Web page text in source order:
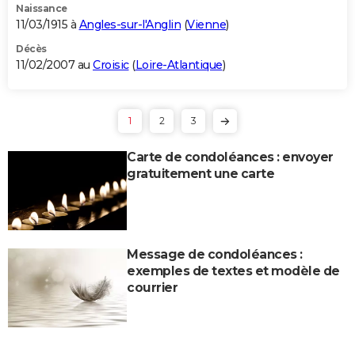
Naissance
11/03/1915 à Angles-sur-l'Anglin (Vienne)
Décès
11/02/2007 au Croisic(Loire-Atlantique)
1 2 3
Carte de condoléances : envoyer
gratuitement une carte
Message de condoléances :
exemples de textes et modèle de
courrier